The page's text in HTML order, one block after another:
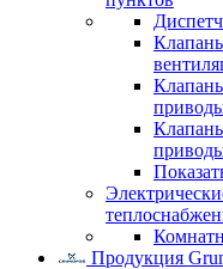
Продукция